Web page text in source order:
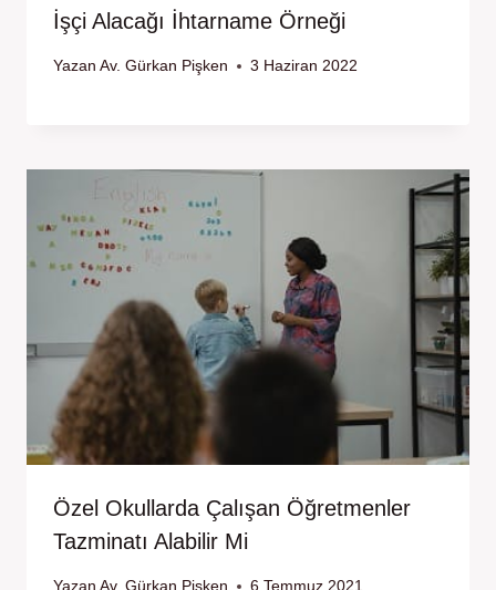
İşçi Alacağı İhtarname Örneği
Yazan Av. Gürkan Pişken 3 Haziran 2022
Özel Okullarda Çalışan Öğretmenler
Tazminatı Alabilir Mi
Yazan Av. Gürkan Pişken 6 Temmuz 2021